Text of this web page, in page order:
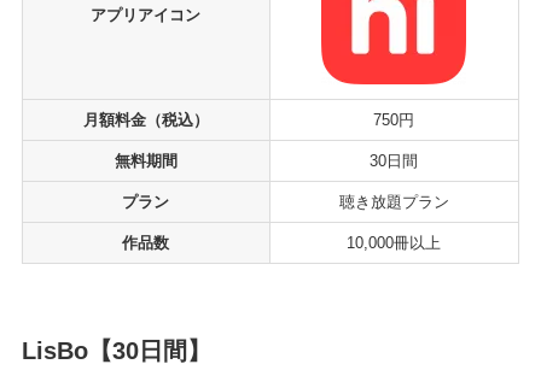
アプリアイコン
月額料金（税込） 750円
無料期間 30日間
プラン 聴き放題プラン
作品数 10,000冊以上
LisBo【30日間】